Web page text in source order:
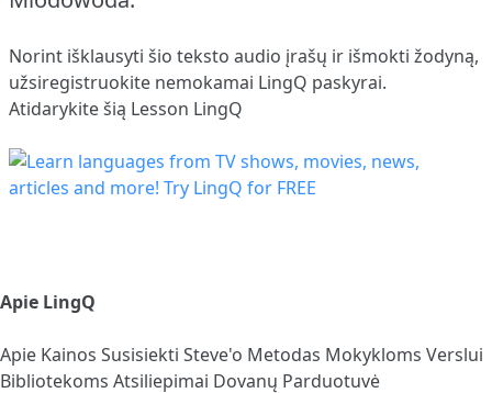
Norint išklausyti šio teksto audio įrašų ir išmokti žodyną,
užsiregistruokite nemokamai LingQ paskyrai.
Atidarykite šią Lesson LingQ
Apie LingQ
Apie Kainos Susisiekti Steve'o Metodas Mokykloms Verslui
Bibliotekoms Atsiliepimai Dovanų Parduotuvė